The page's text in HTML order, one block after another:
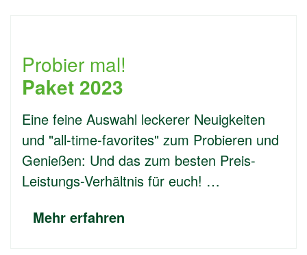
Probier mal!
Paket 2023
Eine feine Auswahl leckerer Neuigkeiten
und "all-time-favorites" zum Probieren und
Genießen: Und das zum besten Preis-
Leistungs-Verhältnis für euch! …
Mehr erfahren